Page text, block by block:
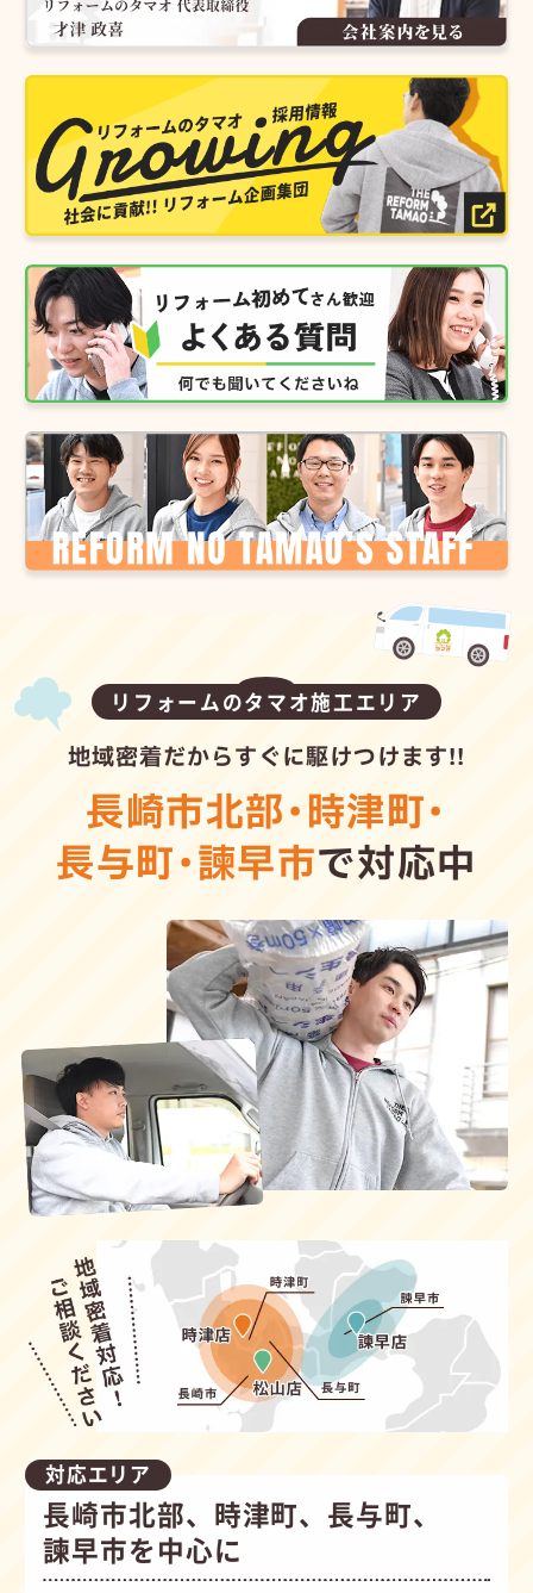
リフォームのタマオ施工エリア
地域密着だからすぐに駆けつけます!!
長崎市北部・時津町・
長与町・諫早市で対応中
対応エリア
長崎市北部、時津町、長与町、
諫早市を中心に